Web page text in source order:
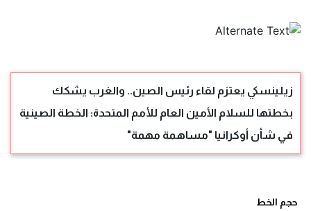
زيلينسكي يعتزم لقاء رئيس الصين.. والغرب يشكك
بخطتها للسلام الأمين العام للأمم المتحدة: الخطة الصينية
في شأن أوكرانيا "مساهمة مهمة"